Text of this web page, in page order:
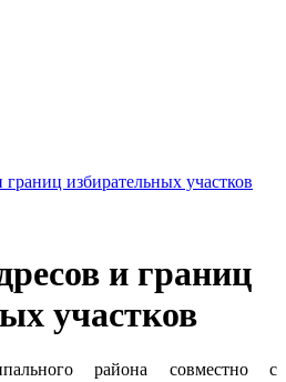
избирательных участков
и границ
участков
района совместно с